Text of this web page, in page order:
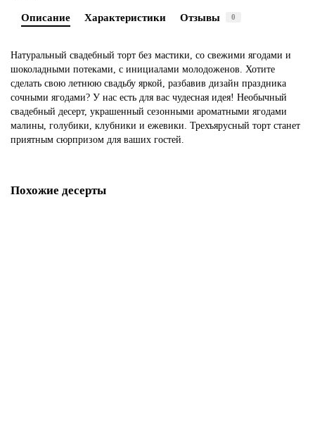
Описание Характеристики Отзывы 0
Натуральный свадебный торт без мастики, со свежими ягодами и
шоколадными потеками, с инициалами молодоженов. Хотите
сделать свою летнюю свадьбу яркой, разбавив дизайн праздника
сочными ягодами? У нас есть для вас чудесная идея! Необычный
свадебный десерт, украшенный сезонными ароматными ягодами
малины, голубики, клубники и ежевики. Трехъярусный торт станет
приятным сюрпризом для ваших гостей.
Похожие десерты